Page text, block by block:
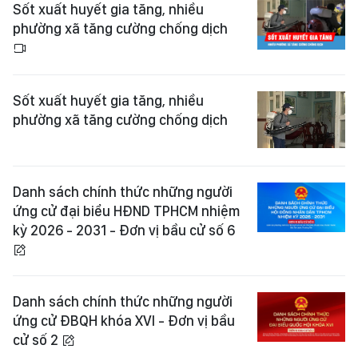
Sốt xuất huyết gia tăng, nhiều
phường xã tăng cường chống dịch
Sốt xuất huyết gia tăng, nhiều
phường xã tăng cường chống dịch
Danh sách chính thức những người
ứng cử đại biểu HĐND TPHCM nhiệm
kỳ 2026 - 2031 - Đơn vị bầu cử số 6
Danh sách chính thức những người
ứng cử ĐBQH khóa XVI - Đơn vị bầu
cử số 2